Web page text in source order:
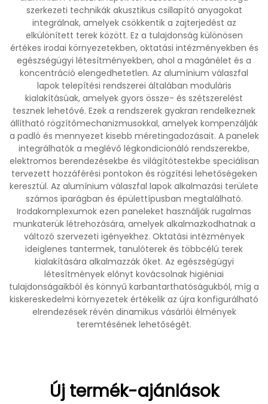
szerkezeti technikák akusztikus csillapító anyagokat
integrálnak, amelyek csökkentik a zajterjedést az
elkülönített terek között. Ez a tulajdonság különösen
értékes irodai környezetekben, oktatási intézményekben és
egészségügyi létesítményekben, ahol a magánélet és a
koncentráció elengedhetetlen. Az alumínium válaszfal
lapok telepítési rendszerei általában moduláris
kialakításúak, amelyek gyors össze- és szétszerelést
tesznek lehetővé. Ezek a rendszerek gyakran rendelkeznek
állítható rögzítőmechanizmusokkal, amelyek kompenzálják
a padló és mennyezet kisebb méretingadozásait. A panelek
integrálhatók a meglévő légkondicionáló rendszerekbe,
elektromos berendezésekbe és világítótestekbe speciálisan
tervezett hozzáférési pontokon és rögzítési lehetőségeken
keresztül. Az alumínium válaszfal lapok alkalmazási területe
számos iparágban és épülettípusban megtalálható.
Irodakomplexumok ezen paneleket használják rugalmas
munkaterük létrehozására, amelyek alkalmazkodhatnak a
változó szervezeti igényekhez. Oktatási intézmények
ideiglenes tantermek, tanulóterek és többcélú terek
kialakítására alkalmazzák őket. Az egészségügyi
létesítmények előnyt kovácsolnak higiéniai
tulajdonságaikból és könnyű karbantarthatóságukból, míg a
kiskereskedelmi környezetek értékelik az újra konfigurálható
elrendezések révén dinamikus vásárlói élmények
teremtésének lehetőségét.
Új termék-ajánlások